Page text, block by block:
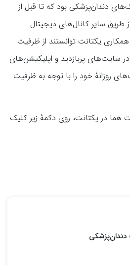
دندان‌پزشکی بود که تا قبل از
طریق سایر کانال‌های دیجیتال
یکتانت توانستند از ظرفیت
سایت‌های پربازدید و اپلیکیشن‌های
روزانهٔ خود را با توجه به ظرفیت
هما در یکتانت، روی دکمهٔ زیر کلیک
دندان‌پزشکی